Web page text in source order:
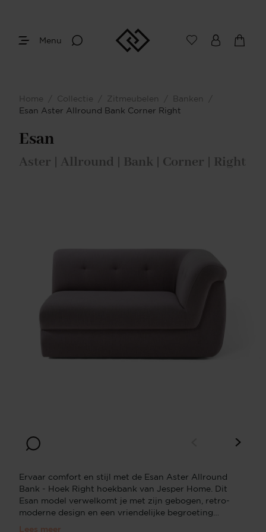
Menu
Home / Collectie / Zitmeubelen / Banken
/
Esan Aster Allround Bank Corner Right
Esan
Aster | Allround | Bank | Corner | Right
Ervaar comfort en stijl met de Esan Aster Allround
Bank - Hoek Right hoekbank van Jesper Home. Dit
Esan model verwelkomt je met zijn gebogen, retro-
moderne design en een vriendelijke begroeting
Lees meer